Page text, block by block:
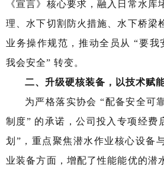
《宣言》核心要求，融入日常水库
理、水下切割防火措施、水下桥梁
业务操作规范，推动全员从 “要我
我会安全” 转变。
二、升级硬核装备，以技术赋
为严格落实协会 “配备安全可
制度” 的承诺，公司投入专项经费
划”，重点聚焦潜水作业核心设备
业装备方面，增配了性能能优的潜